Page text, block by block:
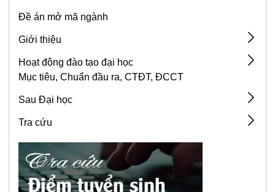
Đề án mở mã ngành
Giới thiệu
Các chương trình đào tạo
Các ngành đào tạo trong trường Đại học Sư phạm
Nghệ thuật Trung ương
Mục tiêu, chuẩn đầu ra, Chương trình đào tạo, Đề
cương chi tiết
Hoạt động đào tạo đại học
Biểu mẫu đào tạo
Kế hoạch Đào tạo
Kế hoạch đào tạo toàn khóa
Quy chế đào tạo đại học
Thời khóa biểu và lịch thi học phần
Tin đào tạo
Mục tiêu, Chuẩn đầu ra, CTĐT, ĐCCT
Sau Đại học
Kế hoạch Đào tạo sau đại học
Lịch bảo vệ
Nội san
Tra cứu
Khóa luận / Đồ án tốt nghiệp
Luận văn - Luận án
Nghiên cứu sinh